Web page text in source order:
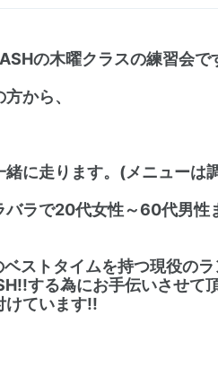
の木曜クラスの練習会で
から、
に走ります。(メニューは
バラで20代女性～60代男性
ストタイムを持つ現役のラ
する為にお手伝いさせて
けています!!